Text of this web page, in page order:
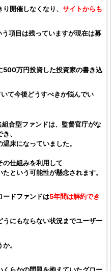
開催しなくなり、 サイトからも
項目は残っていますが現在は募
500万円投資した投資家の書き込
て今後どうすべきか悩んでい
合型ファンドは、監督官庁がな
、
温床になっていました。
の仕組みを利用して
という可能性が懸念されます。
ードファンドは5年間は解約でき
うにもならない状況までユーザー
。